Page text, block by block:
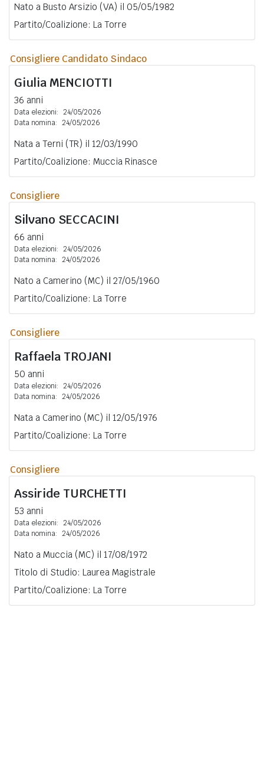
Nato a Busto Arsizio (VA) il 05/05/1982
Partito/Coalizione: La Torre
Consigliere Candidato Sindaco
Giulia MENCIOTTI
36 anni
Data elezioni: 24/05/2026
Data nomina: 24/05/2026
Nata a Terni (TR) il 12/03/1990
Partito/Coalizione: Muccia Rinasce
Consigliere
Silvano SECCACINI
66 anni
Data elezioni: 24/05/2026
Data nomina: 24/05/2026
Nato a Camerino (MC) il 27/05/1960
Partito/Coalizione: La Torre
Consigliere
Raffaela TROJANI
50 anni
Data elezioni: 24/05/2026
Data nomina: 24/05/2026
Nata a Camerino (MC) il 12/05/1976
Partito/Coalizione: La Torre
Consigliere
Assiride TURCHETTI
53 anni
Data elezioni: 24/05/2026
Data nomina: 24/05/2026
Nato a Muccia (MC) il 17/08/1972
Titolo di Studio: Laurea Magistrale
Partito/Coalizione: La Torre